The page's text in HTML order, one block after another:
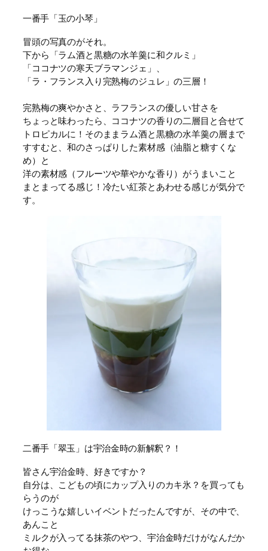
一番手「玉の小琴」
冒頭の写真のがそれ。
下から「ラム酒と黒糖の水羊羹に和クルミ」
「ココナツの寒天ブラマンジェ」、
「ラ・フランス入り完熟梅のジュレ」の三層！
完熟梅の爽やかさと、ラフランスの優しい甘さを
ちょっと味わったら、ココナツの香りの二層目と合せて
トロピカルに！そのままラム酒と黒糖の水羊羹の層まで
すすむと、和のさっぱりした素材感（油脂と糖すくな
め）と
洋の素材感（フルーツや華やかな香り）がうまいこと
まとまってる感じ！冷たい紅茶とあわせる感じが気分で
す。
二番手「翠玉」は宇治金時の新解釈？！
皆さん宇治金時、好きですか？
自分は、こどもの頃にカップ入りのカキ氷？を買っても
らうのが
けっこうな嬉しいイベントだったんですが、その中で、
あんこと
ミルクが入ってる抹茶のやつ、宇治金時だけがなんだか